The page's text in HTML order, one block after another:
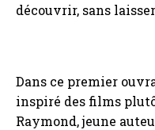
découvrir, sans
Dans ce premier
inspiré des films
Raymond, jeune